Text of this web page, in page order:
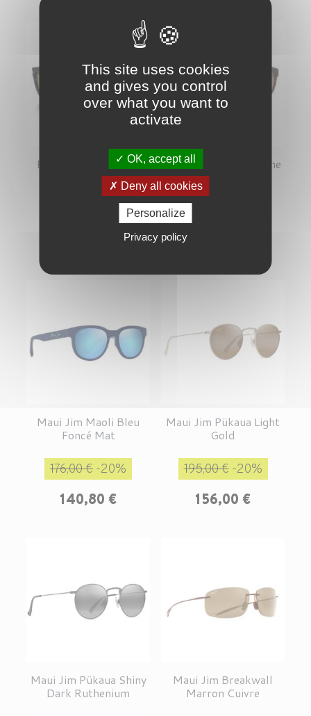
Persol 0086 Black -
Green
-25% Prix
Maui Jim Maoli Havane
Foncé
Prix de base
176,00 €
Maui Jim Maoli Bleu
Foncé Mat
Prix de base
176,00 € -20%
140,80 €
Maui Jim Pükaua Light
Gold
Prix de base
195,00 €-20%
156,00 €
Maui Jim Pükaua Shiny
Dark Ruthenium
Maui Jim Breakwall
Marron Cuivre
This site uses cookies
and gives you control
over what you want to
activate
OK, accept all
Deny all cookies
Personalize
Privacy policy